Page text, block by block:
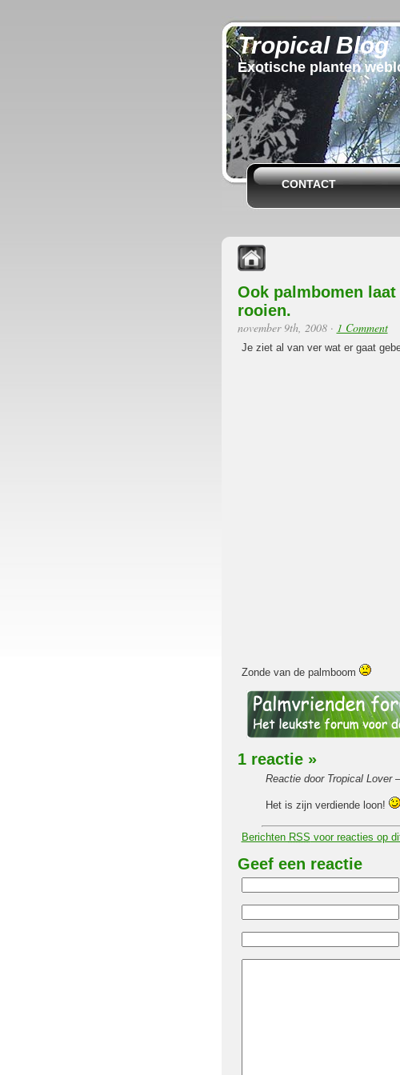
Tropical Blog
Exotische planten
CONTACT
Ook palmbomen
rooien.
november 9th, 2008· 1 Comment
Je ziet al van ver wat er gaat
Zonde van de palmboom
1 reactie »
Reactie door Tropical Lover
Het is zijn verdiende loon!
Berichten RSS voor reacties op
Geef een reactie